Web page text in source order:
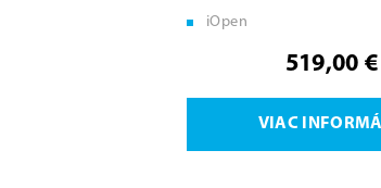
iOpen
519,00 €
VIAC